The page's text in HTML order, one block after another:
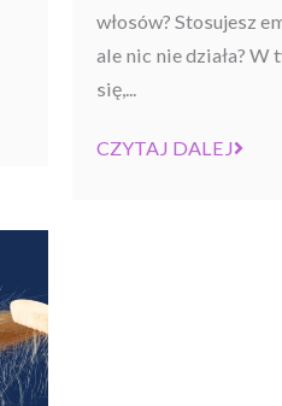
włosów? Stosujesz
ale nic nie działa?
się,...
CZYTAJ DALEJ